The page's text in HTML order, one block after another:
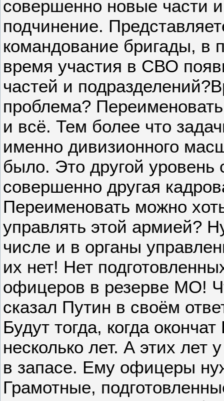
совершенно новые части
подчинение.
командование бригады, в
время участия в СВО
частей и
проблема?
и всё. Тем более что
именно дивизионного
было. Это другой уровень
совершенно другая
Переименовать можно
управлять этой армией?
числе и в органы
их нет! Нет
офицеров в резерве МО!
сказал Путин в своём
Будут тогда, когда
несколько лет. А этих лет
в запасе. Ему офицеры
Грамотные,